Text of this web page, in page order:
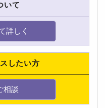
いて
詳しく
したい方
相談